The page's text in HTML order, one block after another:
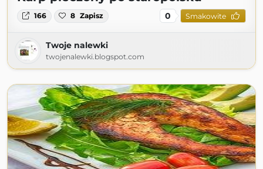
166 8 Zapisz 0 Smakowite
Twoje nalewki
twojenalewki.blogspot.com